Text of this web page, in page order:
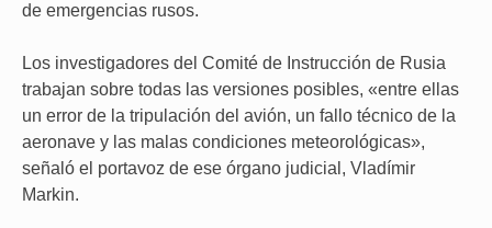
de emergencias rusos.
Los investigadores del Comité de Instrucción de Rusia
trabajan sobre todas las versiones posibles, «entre ellas
un error de la tripulación del avión, un fallo técnico de la
aeronave y las malas condiciones meteorológicas»,
señaló el portavoz de ese órgano judicial, Vladímir
Markin.